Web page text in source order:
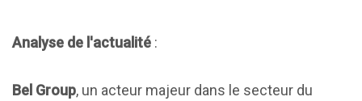
Analyse de l'actualité :
Bel Group, un acteur majeur dans le secteur du